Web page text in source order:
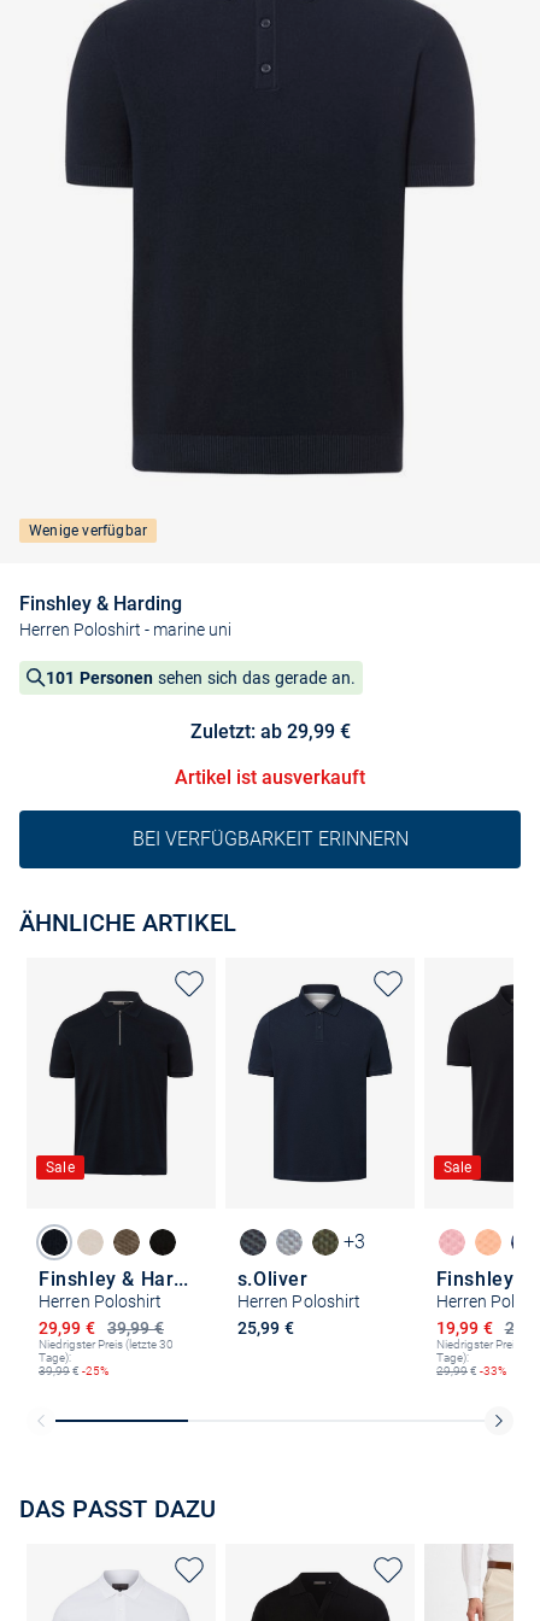
Wenige verfügbar
Finshley & Harding
Herren Poloshirt - marine uni
101 Personen sehen sich das gerade an.
Zuletzt: ab 29,99 €
Artikel ist ausverkauft
BEI VERFÜGBARKEIT ERINNERN
ÄHNLICHE ARTIKEL
Sale
Finshley & Harding
Herren Poloshirt
39,99 €
Ermäßigter Preis
29,99 €
Niedrigster Preis (letzte 30
Tage):
39,99€ -25%
+3
s.Oliver
Herren Poloshirt
25,99 €
Sale
Herren
Ermäßigter
19,99 €
Niedrigster Preis
Tage):
29,99€ -33%
DAS PASST DAZU